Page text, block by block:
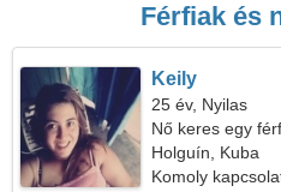
Férfiak és
Keily
25 év, Nyilas
Nő keres egy
Holguín, Kuba
Komoly